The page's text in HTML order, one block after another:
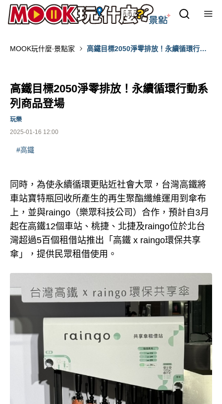
MOOK玩什麼‧景點家
高鐵目標2050淨零排放！永續循環行動
高鐵目標2050淨零排放！永續循環行動系
列商品登場
2025-01-16 12:00
玩樂
#高鐵
同時，為使永續循環更貼近社會大眾，台灣高鐵將
車站寶特瓶回收所產生的再生聚酯纖維運用到傘布
上，並與raingo（樂眾科技公司）合作，預計自3月
起在高鐵12個車站、桃捷、北捷及raingo位於北台
灣超過5百個租借站推出「高鐵 x raingo環保共享
傘」，提供民眾租借使用。